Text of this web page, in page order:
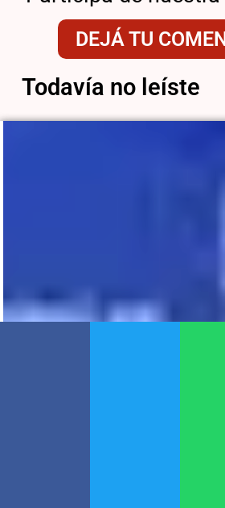
DEJÁ TU
Todavía no leíste